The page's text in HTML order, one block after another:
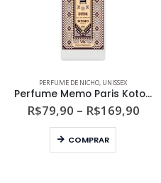
Este produto tem várias variantes. As opções podem ser escolhidas na página do produto
PERFUME DE NICHO, UNISSEX
Perfume Memo Paris Kotor Unissex Eau de Parfum
R$79,90 – R$169,90Faixa
COMPRAR
Este produto tem várias variantes. As opções podem ser escolhidas na página do produto